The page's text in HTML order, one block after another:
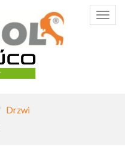
menu
Drzwi